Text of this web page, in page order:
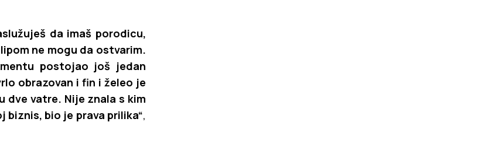
da imaš porodicu,
ne mogu da ostvarim.
postojao još jedan
obrazovan i fin i želeo je
dve vatre. Nije znala s kim
biznis, bio je prava prilika“,